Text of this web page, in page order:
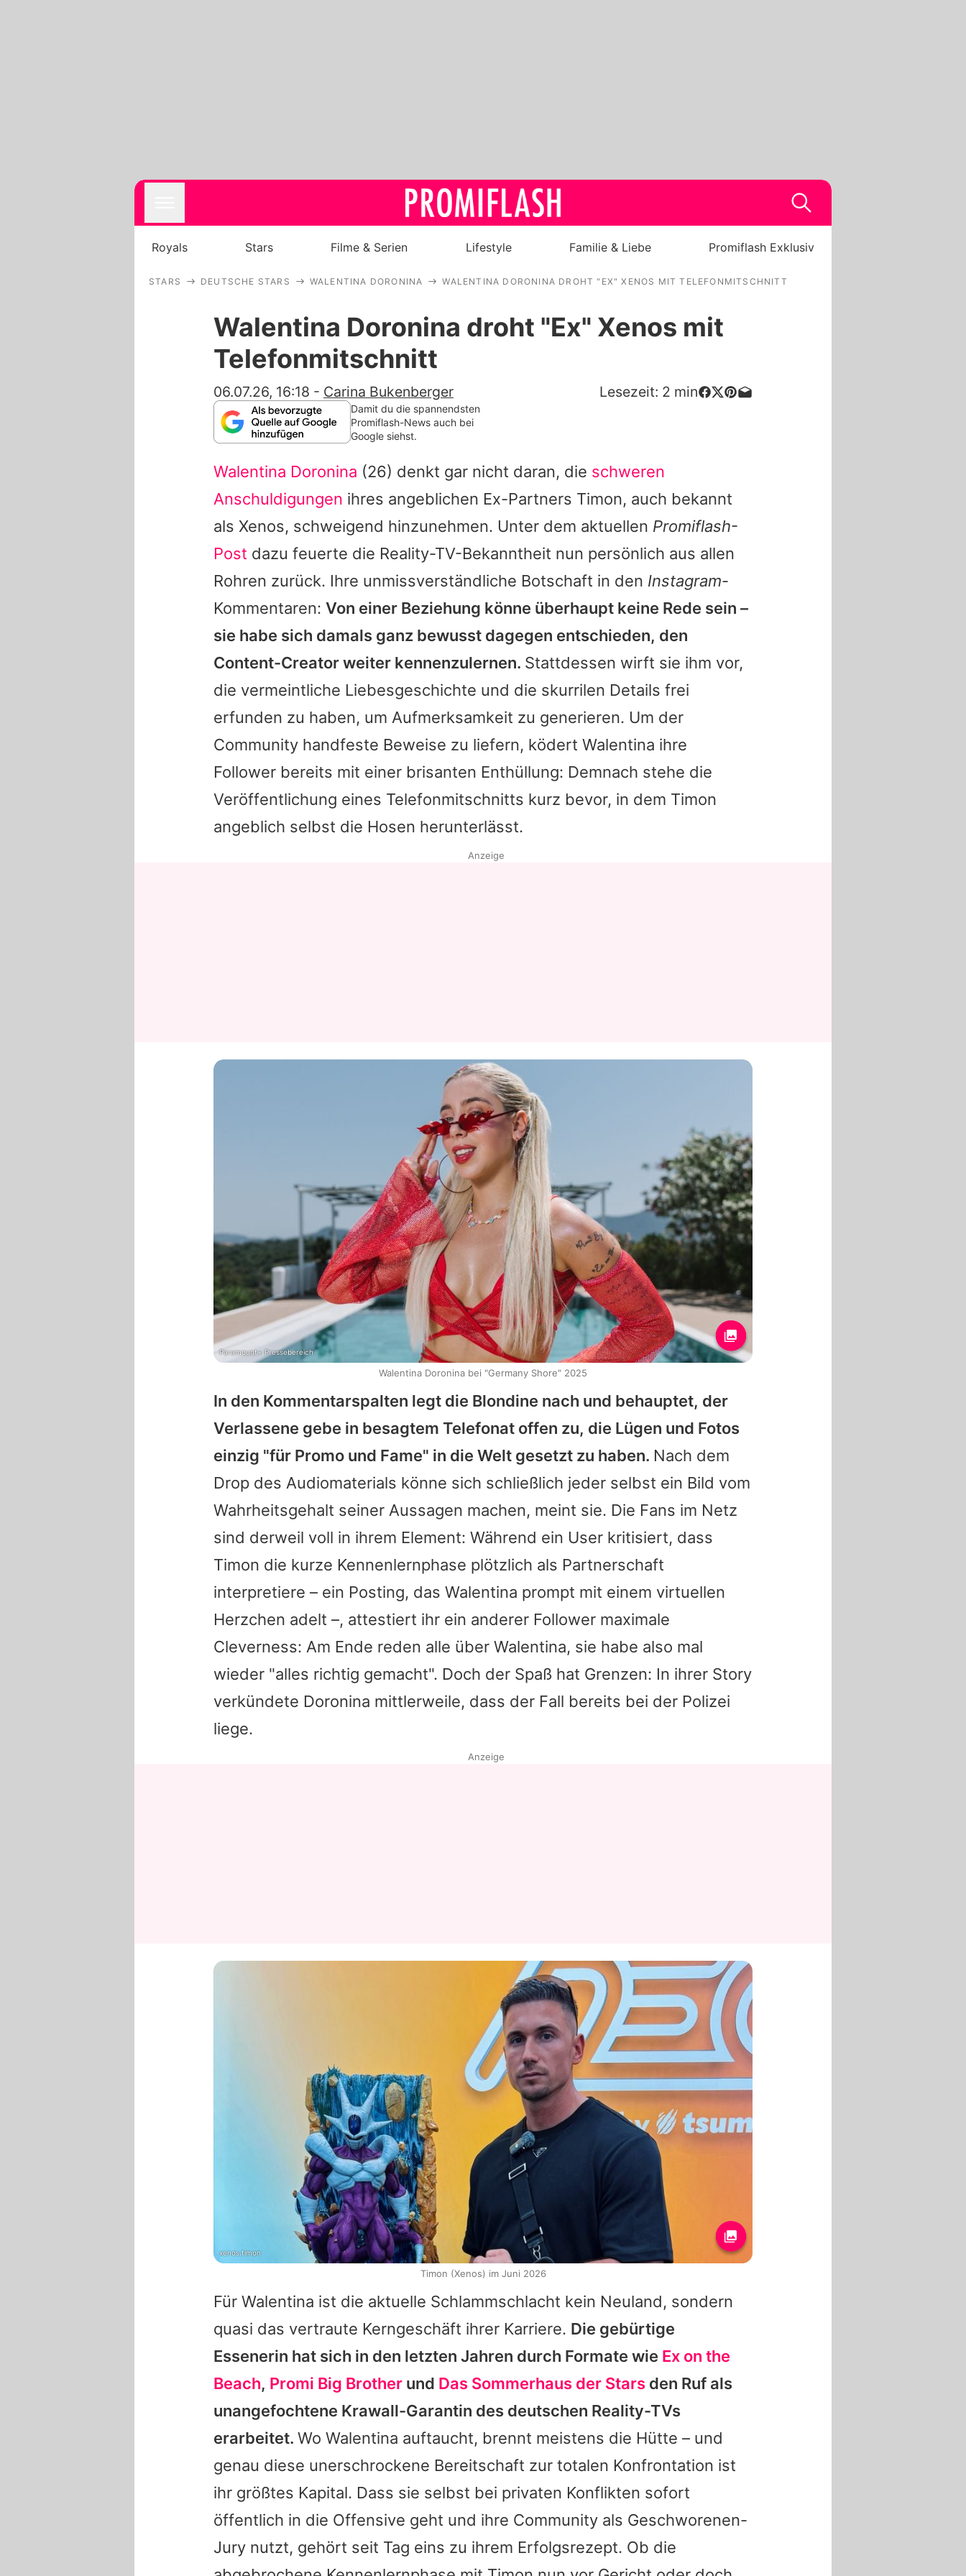
Royals
Stars
Familie & Liebe
Alle Themen auf Promiflash
App runterladen
Team
Redaktionelle Richtlinien
Impressum
Datenschutzerklärung
Nutzungsbedingungen
Royals Stars Filme & Serien Lifestyle Familie & Liebe Promiflash Exklusiv
STARS DEUTSCHE STARS WALENTINA DORONINA WALENTINA DORONINA DROHT "EX" XENOS MIT TELEFONMITSCHNITT
Walentina Doronina droht "Ex" Xenos mit
Telefonmitschnitt
06.07.26, 16:18 - Carina Bukenberger Lesezeit: 2 min
Damit du die spannendsten
Promiflash-News auch bei
Google siehst.
Walentina Doronina (26) denkt gar nicht daran, die schweren
Anschuldigungen ihres angeblichen Ex-Partners Timon, auch bekannt
als Xenos, schweigend hinzunehmen. Unter dem aktuellen Promiflash-
Post dazu feuerte die Reality-TV-Bekanntheit nun persönlich aus allen
Rohren zurück. Ihre unmissverständliche Botschaft in den Instagram-
Kommentaren: Von einer Beziehung könne überhaupt keine Rede sein –
sie habe sich damals ganz bewusst dagegen entschieden, den
Content-Creator weiter kennenzulernen. Stattdessen wirft sie ihm vor,
die vermeintliche Liebesgeschichte und die skurrilen Details frei
erfunden zu haben, um Aufmerksamkeit zu generieren. Um der
Community handfeste Beweise zu liefern, ködert Walentina ihre
Follower bereits mit einer brisanten Enthüllung: Demnach stehe die
Veröffentlichung eines Telefonmitschnitts kurz bevor, in dem Timon
angeblich selbst die Hosen herunterlässt.
In den Kommentarspalten legt die Blondine nach und behauptet, der
Verlassene gebe in besagtem Telefonat offen zu, die Lügen und Fotos
einzig "für Promo und Fame" in die Welt gesetzt zu haben. Nach dem
Drop des Audiomaterials könne sich schließlich jeder selbst ein Bild vom
Wahrheitsgehalt seiner Aussagen machen, meint sie. Die Fans im Netz
sind derweil voll in ihrem Element: Während ein User kritisiert, dass
Timon die kurze Kennenlernphase plötzlich als Partnerschaft
interpretiere – ein Posting, das Walentina prompt mit einem virtuellen
Herzchen adelt –, attestiert ihr ein anderer Follower maximale
Cleverness: Am Ende reden alle über Walentina, sie habe also mal
wieder "alles richtig gemacht". Doch der Spaß hat Grenzen: In ihrer Story
verkündete Doronina mittlerweile, dass der Fall bereits bei der Polizei
liege.
Für Walentina ist die aktuelle Schlammschlacht kein Neuland, sondern
quasi das vertraute Kerngeschäft ihrer Karriere. Die gebürtige
Essenerin hat sich in den letzten Jahren durch Formate wie Ex on the
Beach, Promi Big Brother und Das Sommerhaus der Stars den Ruf als
unangefochtene Krawall-Garantin des deutschen Reality-TVs
erarbeitet. Wo Walentina auftaucht, brennt meistens die Hütte – und
genau diese unerschrockene Bereitschaft zur totalen Konfrontation ist
ihr größtes Kapital. Dass sie selbst bei privaten Konflikten sofort
öffentlich in die Offensive geht und ihre Community als Geschworenen-
Jury nutzt, gehört seit Tag eins zu ihrem Erfolgsrezept. Ob die
Anzeige
Paramount+ Pressebereich
Walentina Doronina bei "Germany Shore" 2025
Anzeige
xenos.timon
Timon (Xenos) im Juni 2026